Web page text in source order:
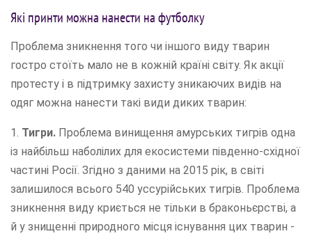
Які принти можна нанести на футболку
Проблема зникнення того чи іншого виду тварин
гостро стоїть мало не в кожній країні світу. Як акції
протесту і в підтримку захисту зникаючих видів на
одяг можна нанести такі види диких тварин:
1. Тигри. Проблема винищення амурських тигрів одна
із найбільш наболілих для екосистеми південно-східної
частині Росії. Згідно з даними на 2015 рік, в світі
залишилося всього 540 уссурійських тигрів. Проблема
зникнення виду криється не тільки в браконьєрстві, а
й у знищенні природного місця існування цих тварин -